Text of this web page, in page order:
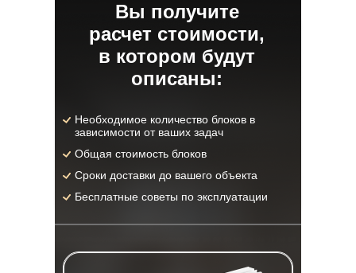
Вы получите
расчет стоимости,
в котором будут
описаны:
Необходимое количество блоков в
зависимости от ваших задач
Общая стоимость блоков
Сроки доставки до вашего объекта
Бесплатные советы по эксплуатации